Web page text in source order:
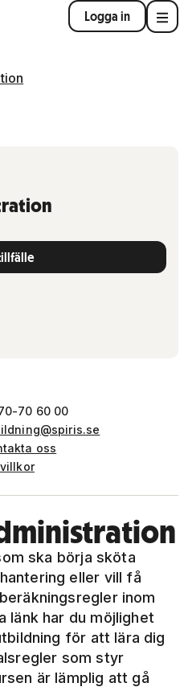
Logga in
ska börja sköta
eller vill få
inom
länk har du möjlighet
för att lära dig
som styr
är lämplig att gå
70 60 00
oss